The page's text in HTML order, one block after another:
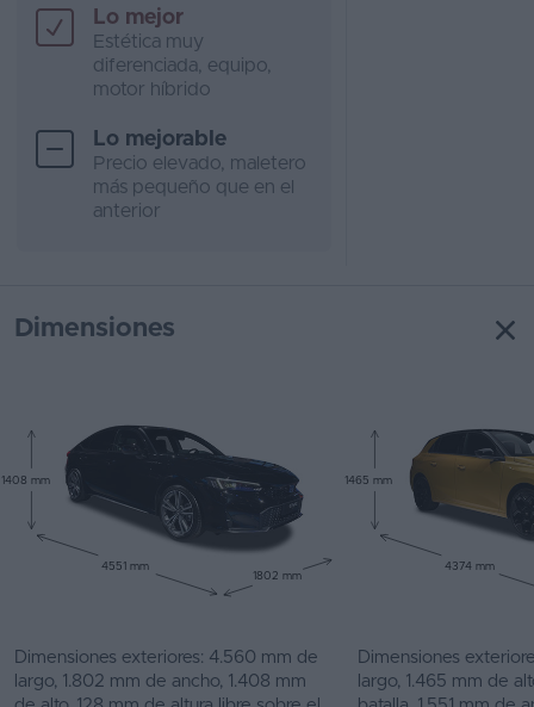
Lo mejor
Estética muy
diferenciada, equipo,
motor híbrido
Lo mejorable
Precio elevado, maletero
más pequeño que en el
anterior
Dimensiones
1408 mm
4551 mm
1802 mm
1465 mm
4374 mm
Dimensiones exteriores: 4.560 mm de
largo, 1.802 mm de ancho, 1.408 mm
Dimensiones
largo, 1.465 mm de